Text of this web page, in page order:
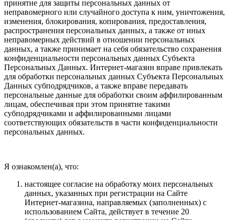
принятие для защиты персональных данных от
неправомерного или случайного доступа к ним, уничтожения,
изменения, блокирования, копирования, предоставления,
распространения персональных данных, а также от иных
неправомерных действий в отношении персональных
данных, а также принимает на себя обязательство сохранения
конфиденциальности персональных данных Субъекта
Персональных Данных. Интернет-магазин вправе привлекать
для обработки персональных данных Субъекта Персональных
Данных субподрядчиков, а также вправе передавать
персональные данные для обработки своим аффилированным
лицам, обеспечивая при этом принятие такими
субподрядчиками и аффилированными лицами
соответствующих обязательств в части конфиденциальности
персональных данных.
Я ознакомлен(а), что:
настоящее согласие на обработку моих персональных
данных, указанных при регистрации на Сайте
Интернет-магазина, направляемых (заполненных) с
использованием Cайта, действует в течение 20